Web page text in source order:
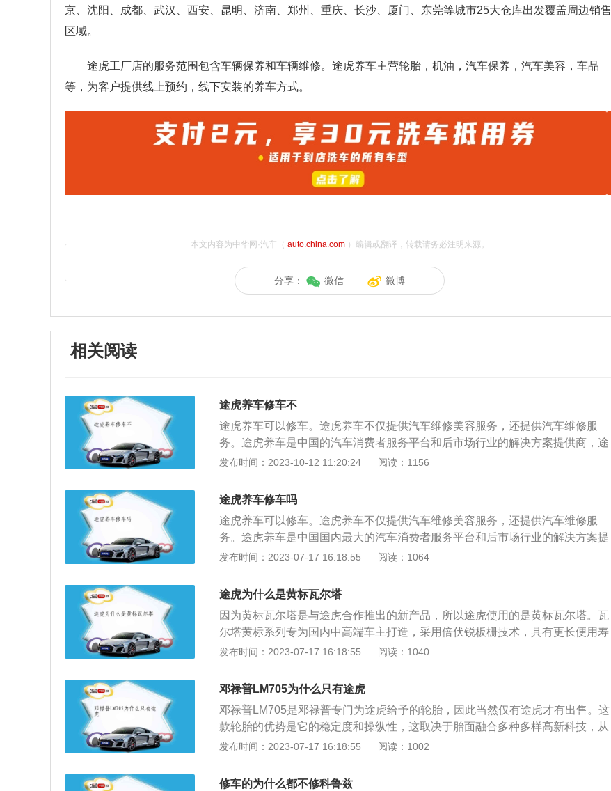
京、沈阳、成都、武汉、西安、昆明、济南、郑州、重庆、长沙、厦门、东莞等城市25大仓库出发覆盖周边销售
区域。
途虎工厂店的服务范围包含车辆保养和车辆维修。途虎养车主营轮胎，机油，汽车保养，汽车美容，车品
等，为客户提供线上预约，线下安装的养车方式。
本文内容为中华网·汽车（ auto.china.com）编辑或翻译，转载请务必注明来源。
分享： 微信 微博
相关阅读
途虎养车修车不
途虎养车可以修车。途虎养车不仅提供汽车维修美容服务，还提供汽车维修服
务。途虎养车是中国的汽车消费者服务平台和后市场行业的解决方案提供商，途
虎养车保障更好，即使遇到质量和服务问题，车主也可以向途虎投诉。途虎工厂
修、汽车美容、车品等客户提供网上预约、网上安装的养车方式。汽车服务业
主：汽车一到维修日，需要定期维修，汽车出现故障需要检查和维修，购买汽车
零部件用品；购买汽车保险和违章查询等。途虎工厂店为了提高汽车市场整体服
务水平，途虎养车首次向公众发布了工厂店的多个服务流程标准。从迎宾接待阶
段到服务结束检查的评价，整个服务过程非常细致，出台这项政策主要是为了全
发布时间：2023-10-12 11:20:24 阅读：1156
途虎养车修车吗
途虎养车可以修车。途虎养车不仅提供汽车维修美容服务，还提供汽车维修服
务。途虎养车是中国国内最大的汽车消费者服务平台和后市场行业的解决方案提
供商，途虎养车保障更好，即使遇到质量和服务问题，车主也可以向途虎投诉。
汽车维修、汽车美容、车品等客户提供网上预约、网上安装的养车方式。汽车服
务业主：汽车一到维修日，需要定期维修，汽车出现故障需要检查和维修，购买
汽车零部件用品；购买汽车保险和违章查询等。途虎工厂店为了提高汽车市场整
体服务水平，途虎养车首次向公众发布了工厂店的18个服务流程标准。从迎宾接
待阶段到服务结束检查的评价，整个服务过程非常细致，出台这项政策主要是为
发布时间：2023-07-17 16:18:55 阅读：1064
途虎为什么是黄标瓦尔塔
因为黄标瓦尔塔是与途虎合作推出的新产品，所以途虎使用的是黄标瓦尔塔。瓦
尔塔黄标系列专为国内中高端车主打造，采用倍伏锐板栅技术，具有更长便用寿
命、更低易腐蚀性和最低养护成本的特点。瓦尔塔的大部分电池使用时间都在4-5
们还必须准确使用和维护瓦尔塔电池。例如，当汽车没有转弯时，我们不能使用
电器(照明、音响等)。在车内发挥到最大程度。出车时，先关闭车上的电气设
备，最后关闭发动机；定期到4S店或修理厂检查蓄电池；温度过高时减少驾驶。
如果车辆长时间不使用，建议暂时断开电池负极连接线，以降低电池的功耗。但
是，需要注意的是，如果车辆配备了车载计算机，则不能执行该操作以防止信息
系列，EFB系列，瓦尔塔力道专供银标系列，蓝标系列，黑标系列，北方版，基
发布时间：2023-07-17 16:18:55 阅读：1040
邓禄普LM705为什么只有途虎
邓禄普LM705是邓禄普专门为途虎给予的轮胎，因此当然仅有途虎才有出售。这
款轮胎的优势是它的稳定度和操纵性，这取决于胎面融合多种多样高新科技，从
内到外提高其刚度。胎面纹路选用无节径不匀称排序，减少了行车时轮胎发出的
性能差。在途虎养车里买轮胎怎样更特惠：途虎汽车保养一般每年三月份，会协
发布时间：2023-07-17 16:18:55 阅读：1002
修车的为什么都不修科鲁兹